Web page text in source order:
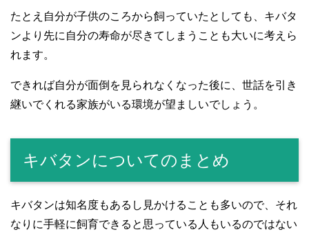
たとえ自分が子供のころから飼っていたとしても、キバタ
ンより先に自分の寿命が尽きてしまうことも大いに考えら
れます。
できれば自分が面倒を見られなくなった後に、世話を引き
継いでくれる家族がいる環境が望ましいでしょう。
キバタンについてのまとめ
キバタンは知名度もあるし見かけることも多いので、それ
なりに手軽に飼育できると思っている人もいるのではない